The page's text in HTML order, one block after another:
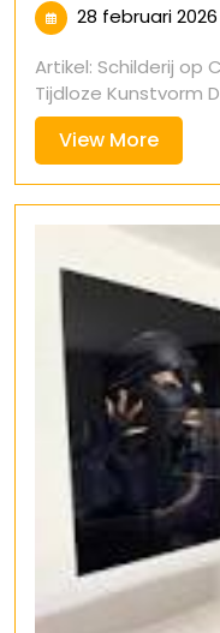
28 februari 2026
Artikel: Schilderij op
Tijdloze Kunstvorm
View MoreView
More